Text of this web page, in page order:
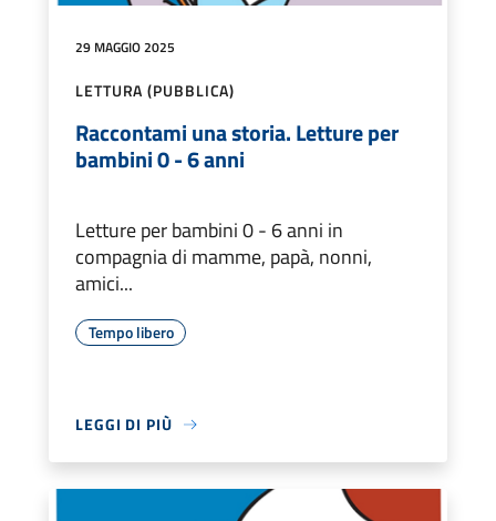
29 MAGGIO 2025
LETTURA (PUBBLICA)
Raccontami una storia. Letture per
bambini 0 - 6 anni
Letture per bambini 0 - 6 anni in
compagnia di mamme, papà, nonni,
amici...
Tempo libero
LEGGI DI PIÙ